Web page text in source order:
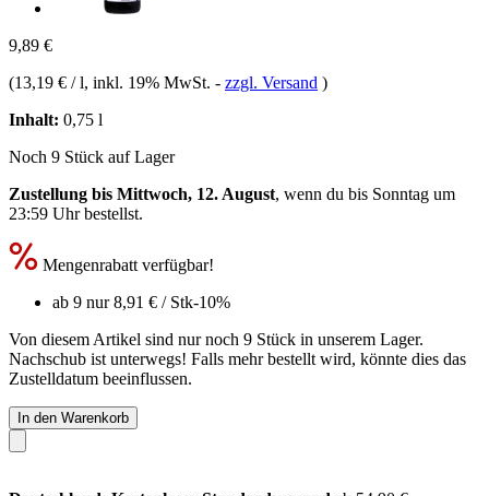
9,89 €
(13,19 € / l, inkl. 19% MwSt. - zzgl. Versand )
Inhalt: 0,75 l
Noch 9 Stück auf Lager
Zustellung bis Mittwoch, 12. August, wenn du bis Sonntag um
23:59 Uhrbestellst.
Mengenrabatt verfügbar!
ab 9 nur8,91 € / Stk-10%
Von diesem Artikel sind nur noch 9 Stück in unserem Lager.
Nachschub ist unterwegs! Falls mehr bestellt wird, könnte dies das
Zustelldatum beeinflussen.
In den Warenkorb